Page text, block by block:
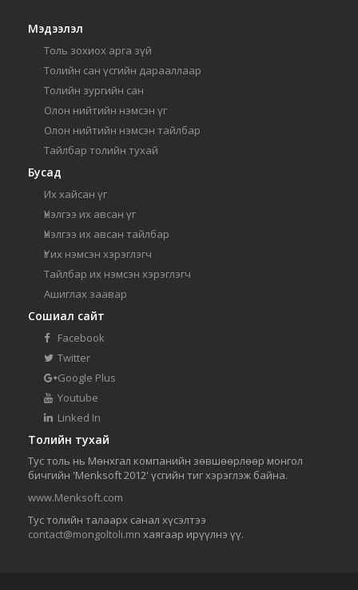
Мэдээлэл
Толь зохиох арга зүй
Толийн сан үсгийн дарааллаар
Толийн зургийн сан
Олон нийтийн нэмсэн үг
Олон нийтийн нэмсэн тайлбар
Тайлбар толийн тухай
Бусад
Их хайсан үг
Үнэлгээ их авсан үг
Үнэлгээ их авсан тайлбар
Үг их нэмсэн хэрэглэгч
Тайлбар их нэмсэн хэрэглэгч
Ашиглах заавар
Сошиал сайт
Facebook
Twitter
Google Plus
Youtube
Linked In
Толийн тухай
Тус толь нь Мөнхгал компанийн зөвшөөрлөөр монгол
бичгийн 'Menksoft 2012' үсгийн тиг хэрэглэж байна.
www.Menksoft.com
Тус толийн талаарх санал хүсэлтээ
contact@mongoltoli.mn хаягаар ирүүлнэ үү.